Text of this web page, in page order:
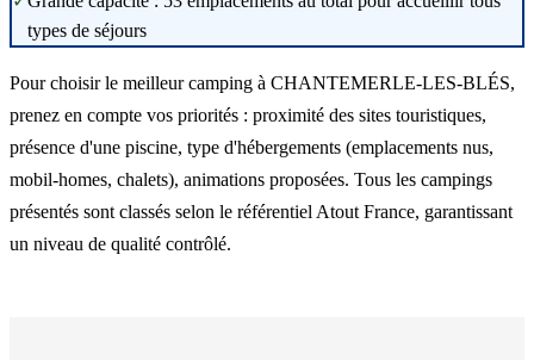
types de séjours
Pour choisir le meilleur camping à CHANTEMERLE-LES-BLÉS,
prenez en compte vos priorités : proximité des sites touristiques,
présence d'une piscine, type d'hébergements (emplacements nus,
mobil-homes, chalets), animations proposées. Tous les campings
présentés sont classés selon le référentiel Atout France, garantissant
un niveau de qualité contrôlé.